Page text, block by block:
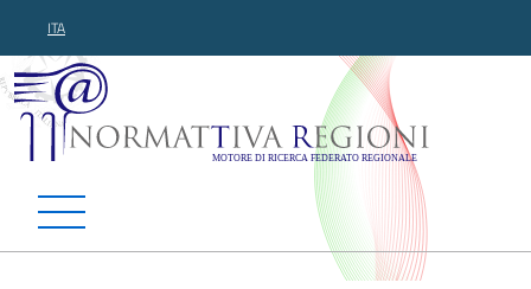
ITA
Normattiva Regioni -